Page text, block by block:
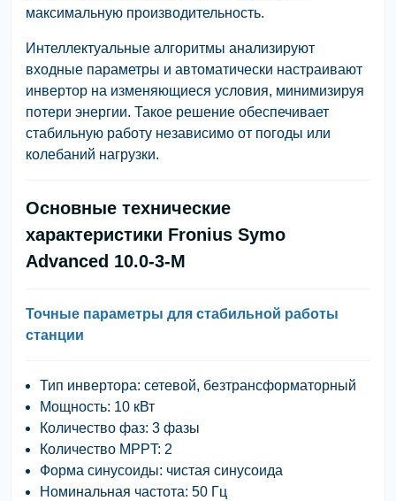
максимальную производительность.
Интеллектуальные алгоритмы анализируют
входные параметры и автоматически настраивают
инвертор на изменяющиеся условия, минимизируя
потери энергии. Такое решение обеспечивает
стабильную работу независимо от погоды или
колебаний нагрузки.
Основные технические
характеристики Fronius Symo
Advanced 10.0-3-M
Точные параметры для стабильной работы
станции
Тип инвертора: сетевой, безтрансформаторный
Мощность: 10 кВт
Количество фаз: 3 фазы
Количество MPPT: 2
Форма синусоиды: чистая синусоида
Номинальная частота: 50 Гц